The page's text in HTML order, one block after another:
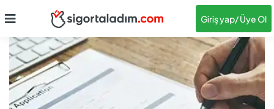
Giriş yap/ Üye Ol